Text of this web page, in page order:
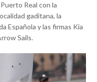
Real con la
gaditana, la
Española y las firmas Kia
Sails.